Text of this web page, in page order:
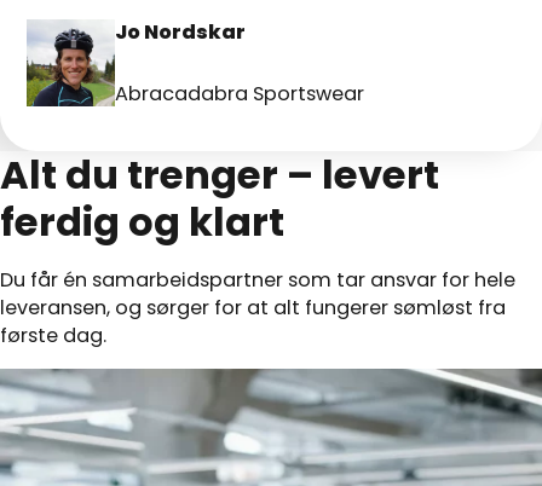
Jo Nordskar
Abracadabra Sportswear
Alt du trenger – levert
ferdig og klart
Du får én samarbeidspartner som tar ansvar for hele
leveransen, og sørger for at alt fungerer sømløst fra
første dag.